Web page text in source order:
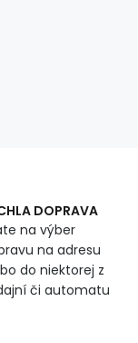
DOPRAVA
na výber
na adresu
do niektorej z
či automatu